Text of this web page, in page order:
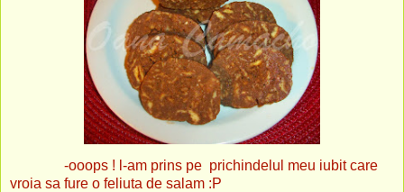
-ooops ! l-am prins pe prichindelul meu iubit care
vroia sa fure o feliuta de salam :P